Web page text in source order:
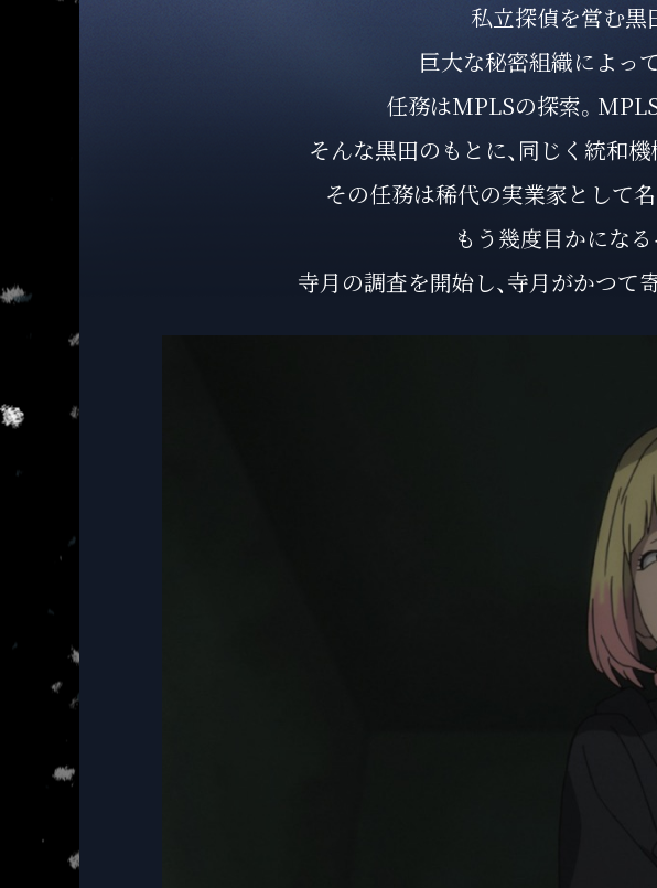
私立探偵を営む黒
巨大な秘密組織によっ
任務はMPLSの探索。
そんな黒田のもとに、同じく統和
その任務は稀代の実業家として
もう幾度目かになる
寺月の調査を開始し、寺月がかつ